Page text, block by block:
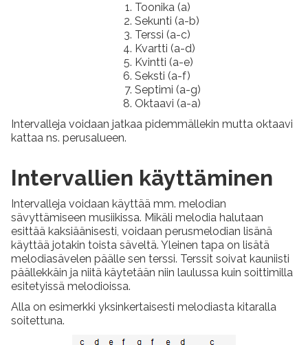
Toonika (a)
Sekunti (a-b)
Terssi (a-c)
Kvartti (a-d)
Kvintti (a-e)
Seksti (a-f)
Septimi (a-g)
Oktaavi (a-a)
Intervalleja voidaan jatkaa pidemmällekin mutta oktaavi
kattaa ns. perusalueen.
Intervallien käyttäminen
Intervalleja voidaan käyttää mm. melodian
sävyttämiseen musiikissa. Mikäli melodia halutaan
esittää kaksiäänisesti, voidaan perusmelodian lisänä
käyttää jotakin toista säveltä. Yleinen tapa on lisätä
melodiasävelen päälle sen terssi. Terssit soivat kauniisti
päällekkäin ja niitä käytetään niin laulussa kuin soittimilla
esitetyissä melodioissa.
Alla on esimerkki yksinkertaisesti melodiasta kitaralla
soitettuna.